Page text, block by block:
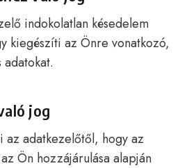
indokolatlan késedelem
kiegészíti az Önre vonatkozó,
adatokat.
jog
adatkezelőtől, hogy az
Ön hozzájárulása alapján